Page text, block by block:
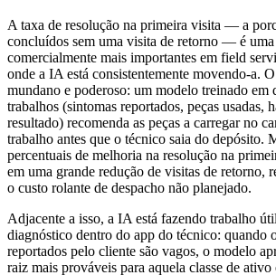
A taxa de resolução na primeira visita — a
concluídos sem uma visita de retorno — é uma
comercialmente mais importantes em field
onde a IA está consistentemente movendo-a.
mundano e poderoso: um modelo treinado em
trabalhos (sintomas reportados, peças usadas,
resultado) recomenda as peças a carregar no
trabalho antes que o técnico saia do depósito.
percentuais de melhoria na resolução na
em uma grande redução de visitas de retorno,
o custo rolante de despacho não planejado.
Adjacente a isso, a IA está fazendo trabalho
diagnóstico dentro do app do técnico: quando
reportados pelo cliente são vagos, o modelo
raiz mais prováveis para aquela classe de ativo